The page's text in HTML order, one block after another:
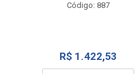
Código: 887
R$ 1.422,53